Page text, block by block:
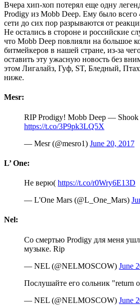
Вчера хип-хоп потерял еще одну
Prodigy из Mobb Deep. Ему было
сети до сих пор разрываются от
Не остались в стороне и российские
что Mobb Deep повлияли на большое
битмейкеров в нашей стране, из-за
оставить эту ужасную новость без
этом Лигалайз, Гуф, ST, Бледный,
ниже.
Mesr:
RIP Prodigy! Mobb Deep — Shook
https://t.co/3P9pk3LQ5X
— Mesr (@mesro1) June 20, 2017
L’ One:
Не верю( https://t.co/r0Wry6E13D
— L'One Mars (@L_One_Mars)
Nel:
Со смертью Prodigy для меня
музыке. Rip
— NEL (@NELMOSCOW) June
Послушайте его сольник "return
— NEL (@NELMOSCOW) June